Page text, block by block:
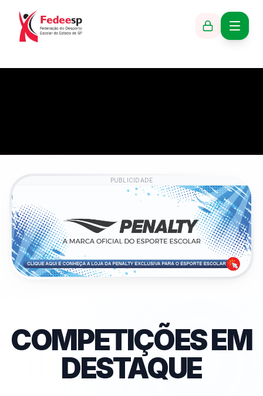
PUBLICIDADE
COMPETIÇÕES EM
DESTAQUE